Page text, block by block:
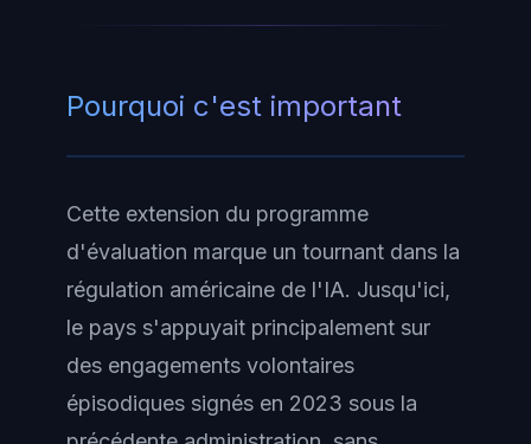
Pourquoi c'est important
Cette extension du programme
d'évaluation marque un tournant dans la
régulation américaine de l'IA. Jusqu'ici,
le pays s'appuyait principalement sur
des engagements volontaires
épisodiques signés en 2023 sous la